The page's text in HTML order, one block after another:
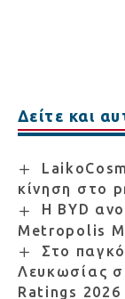
Δείτε και
κίνηση στο
Η BYD
Metropolis
Στο
Λευκωσίας
Ratings 2026